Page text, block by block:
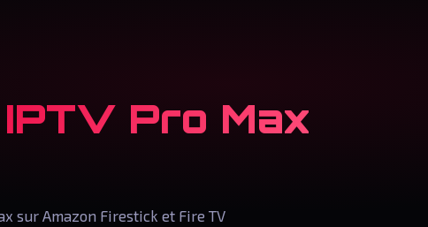
Pro Max
sur Amazon Firestick et Fire TV